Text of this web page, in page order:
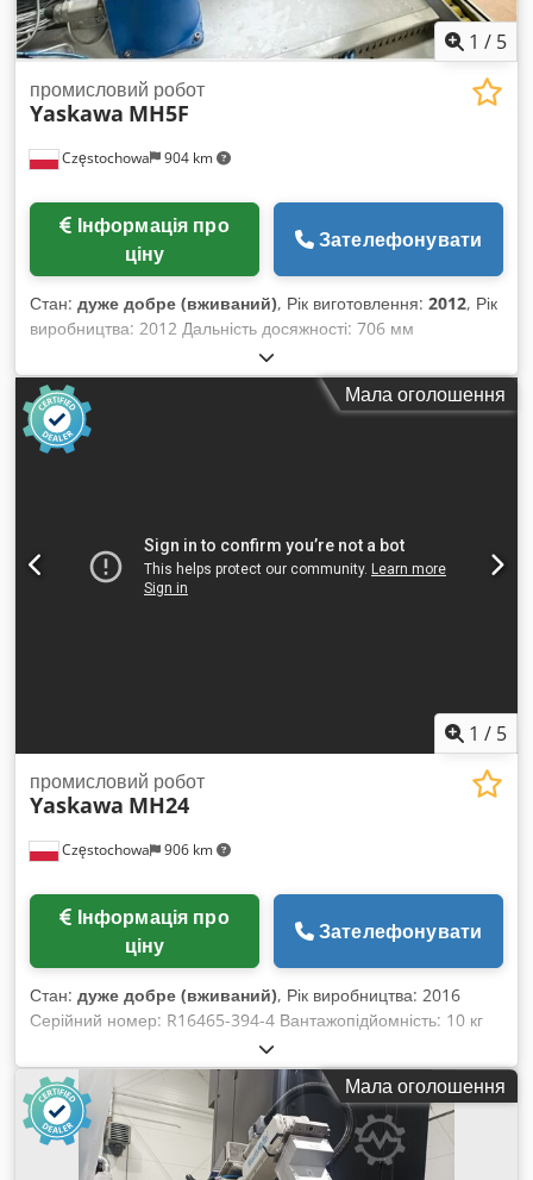
1 / 5
Częstochowa 904 km
промисловий робот
Yaskawa MH5F
ціну
Зателефонувати
Стан: дуже добре (вживаний), Рік виготовлення: 2012, Рік
виробництва: 2012 Дальність досяжності: 706 мм
Dkodpfxoyu Icns Abvsr Вантажопідйомність: 5 кг
Мала оголошення
1 / 5
Częstochowa 906 km
промисловий робот
Yaskawa MH24
ціну
Зателефонувати
Стан: дуже добре (вживаний), Рік виробництва: 2016
Серійний номер: R16465-394-4 Вантажопідйомність: 10 кг
Маса робота: 280 кг Максимальний пневматичний тиск: 490
кПа Живлення: AC 400V, 3-фазне, 50/60 Гц Dkedpew E H
Irjfx Abvjr Управління: DX200
Мала оголошення